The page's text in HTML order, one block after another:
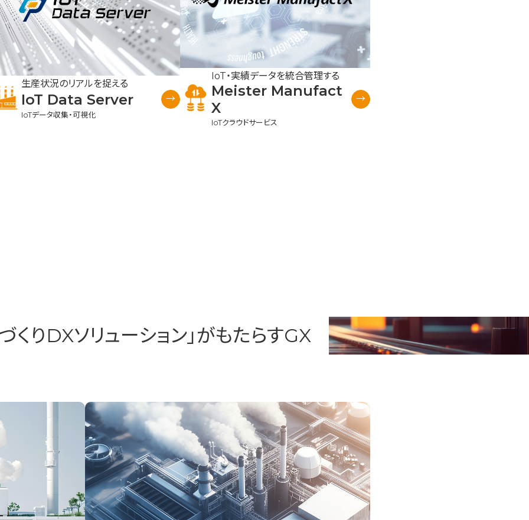
生産状況のリアルを捉える
IoT Data Server
IoTデータ収集・可視化
IoT・実績データを統合管理する
Meister Manufact
X
IoTクラウドサービス
くりDXソリューション」がもたらすGX